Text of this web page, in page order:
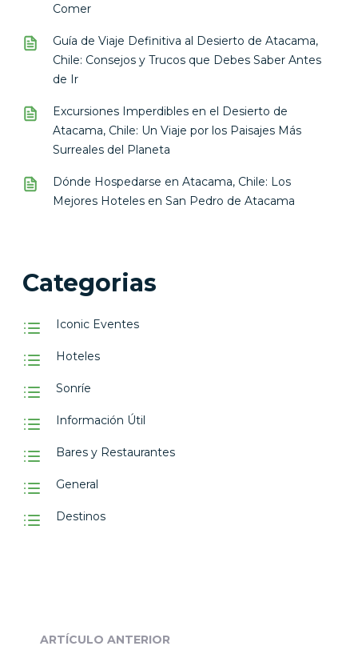
Comer
Guía de Viaje Definitiva al Desierto de Atacama,
Chile: Consejos y Trucos que Debes Saber Antes
de Ir
Excursiones Imperdibles en el Desierto de
Atacama, Chile: Un Viaje por los Paisajes Más
Surreales del Planeta
Dónde Hospedarse en Atacama, Chile: Los
Mejores Hoteles en San Pedro de Atacama
Categorias
Iconic Eventes
Hoteles
Sonríe
Información Útil
Bares y Restaurantes
General
Destinos
ARTÍCULO ANTERIOR